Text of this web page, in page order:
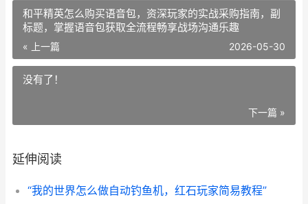
和平精英怎么购买语音包，资深玩家的实战采购指南，副
标题，掌握语音包获取全流程畅享战场沟通乐趣
« 上一篇 2026-05-30
没有了！
下一篇 »
延伸阅读
“我的世界怎么做自动钓鱼机，红石玩家简易教程”